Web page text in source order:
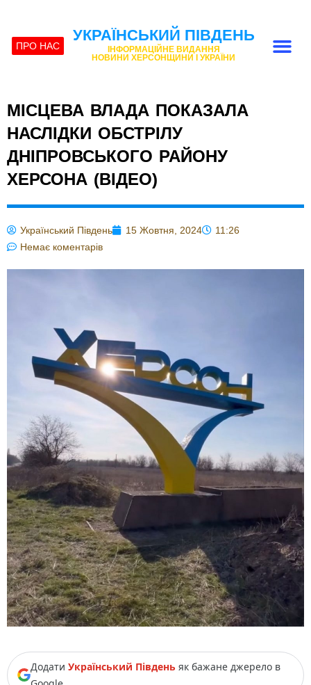
ПРО НАС
УКРАЇНСЬКИЙ ПІВДЕНЬ
ІНФОРМАЦІЙНЕ ВИДАННЯ
НОВИНИ ХЕРСОНЩИНИ І УКРАЇНИ
МІСЦЕВА ВЛАДА ПОКАЗАЛА
НАСЛІДКИ ОБСТРІЛУ
ДНІПРОВСЬКОГО РАЙОНУ
ХЕРСОНА (ВІДЕО)
Український Південь 15 Жовтня, 2024
11:26
Немає коментарів
Додати Український Південь як бажане джерело в